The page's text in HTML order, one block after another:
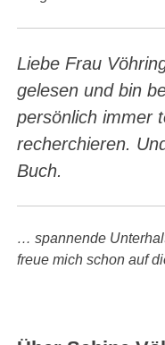
Liebe Frau
gelesen und bin
persönlich immer
recherchieren.
Buch.
… spannende
freue mich schon auf